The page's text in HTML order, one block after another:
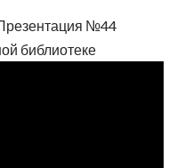
№44
библиотеке